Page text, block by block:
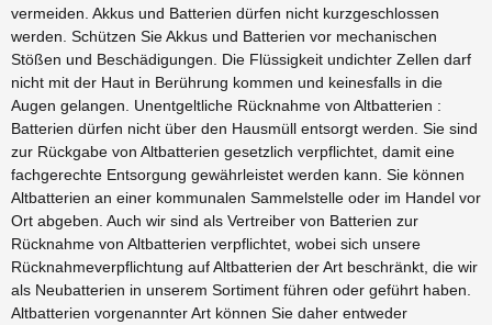
vermeiden. Akkus und Batterien dürfen nicht kurzgeschlossen
werden. Schützen Sie Akkus und Batterien vor mechanischen
Stößen und Beschädigungen. Die Flüssigkeit undichter Zellen darf
nicht mit der Haut in Berührung kommen und keinesfalls in die
Augen gelangen. Unentgeltliche Rücknahme von Altbatterien :
Batterien dürfen nicht über den Hausmüll entsorgt werden. Sie sind
zur Rückgabe von Altbatterien gesetzlich verpflichtet, damit eine
fachgerechte Entsorgung gewährleistet werden kann. Sie können
Altbatterien an einer kommunalen Sammelstelle oder im Handel vor
Ort abgeben. Auch wir sind als Vertreiber von Batterien zur
Rücknahme von Altbatterien verpflichtet, wobei sich unsere
Rücknahmeverpflichtung auf Altbatterien der Art beschränkt, die wir
als Neubatterien in unserem Sortiment führen oder geführt haben.
Altbatterien vorgenannter Art können Sie daher entweder